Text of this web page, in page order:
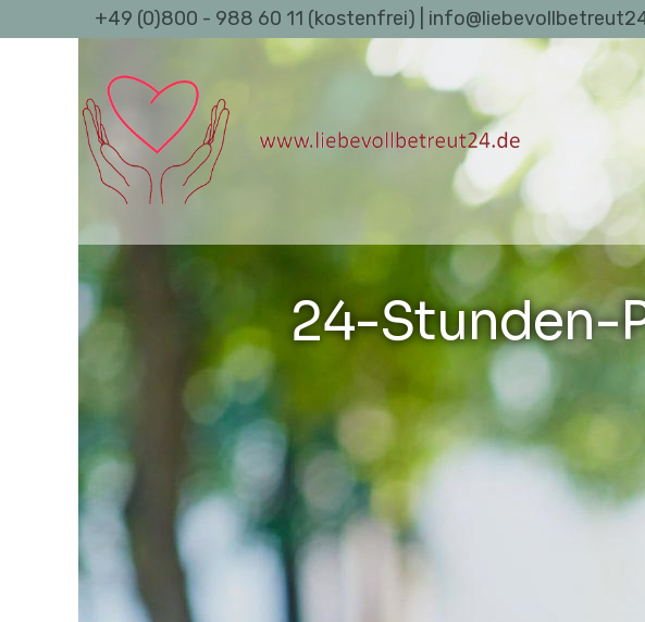
+49 (0)800 - 988 60 11 (kostenfrei) |
24-Stunden-